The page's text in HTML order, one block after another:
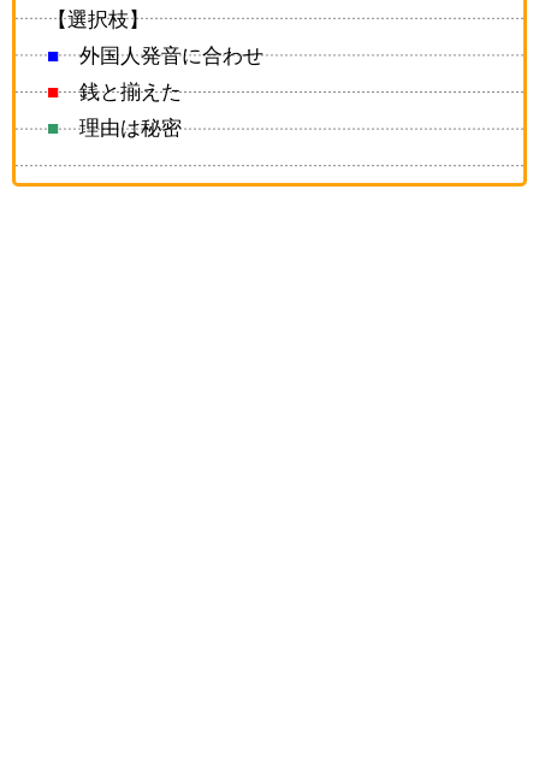
【選択枝】
■外国人発音に合わせ
■銭と揃えた
■理由は秘密